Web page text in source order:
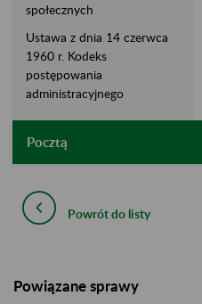
społecznych
Ustawa z dnia 14 czerwca
1960 r. Kodeks
postępowania
administracyjnego
Pocztą
Powrót do listy
Powiązane sprawy